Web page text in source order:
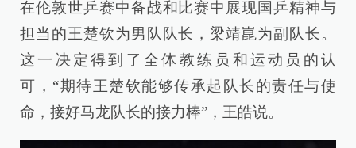
在伦敦世乒赛中备战和比赛中展现国乒精神与
担当的王楚钦为男队队长，梁靖崑为副队长。
这一决定得到了全体教练员和运动员的认
可，“期待王楚钦能够传承起队长的责任与使
命，接好马龙队长的接力棒”，王皓说。